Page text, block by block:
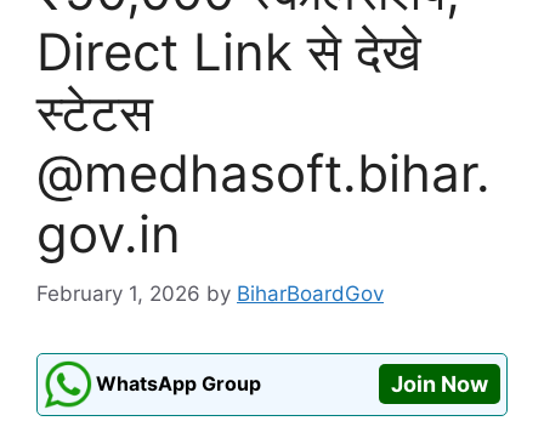
Direct Link से देखे
स्टेटस
@medhasoft.bihar.
gov.in
February 1, 2026 by BiharBoardGov
WhatsApp Group Join Now